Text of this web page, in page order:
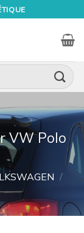
VW Polo
/